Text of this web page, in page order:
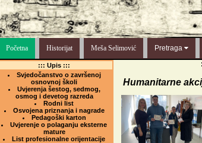
Početna Historijat Meša Selimović Pretraga
::: Upis :::
Svjedočanstvo o završenoj
osnovnoj školi
Uvjerenja šestog, sedmog,
osmog i devetog razreda
Rodni list
Osvojena priznanja i nagrade
Pedagoški karton
Uvjerenje o polaganju eksterne
mature
List profesionalne orijentacije
Humanitarne